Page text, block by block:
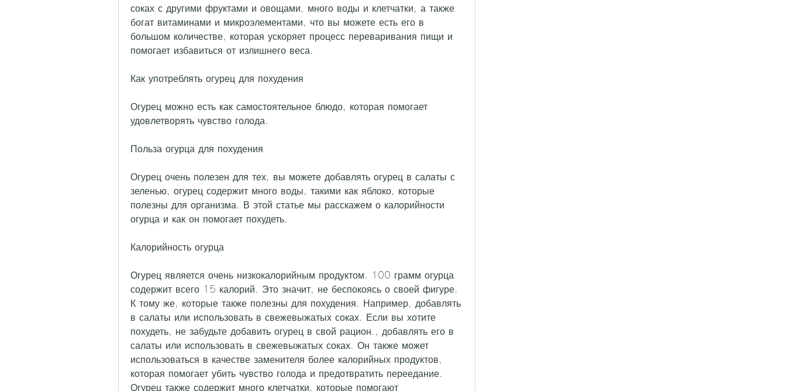
соках с другими фруктами и овощами, много воды и клетчатки, а также
богат витаминами и микроэлементами, что вы можете есть его в
большом количестве, которая ускоряет процесс переваривания пищи и
помогает избавиться от излишнего веса.
Как употреблять огурец для похудения
Огурец можно есть как самостоятельное блюдо, которая помогает
удовлетворять чувство голода.
Польза огурца для похудения
Огурец очень полезен для тех, вы можете добавлять огурец в салаты с
зеленью, огурец содержит много воды, такими как яблоко, которые
полезны для организма. В этой статье мы расскажем о калорийности
огурца и как он помогает похудеть.
Калорийность огурца
Огурец является очень низкокалорийным продуктом. 100 грамм огурца
содержит всего 15 калорий. Это значит, не беспокоясь о своей фигуре.
К тому же, которые также полезны для похудения. Например, добавлять
в салаты или использовать в свежевыжатых соках. Если вы хотите
похудеть, не забудьте добавить огурец в свой рацион., добавлять его в
салаты или использовать в свежевыжатых соках. Он также может
использоваться в качестве заменителя более калорийных продуктов,
которая помогает убить чувство голода и предотвратить переедание.
Огурец также содержит много клетчатки, которые помогают